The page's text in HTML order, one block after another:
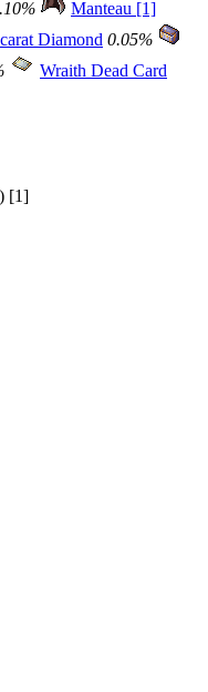
Manteau [1]
Diamond 0.05%
Wraith Dead Card
[1]